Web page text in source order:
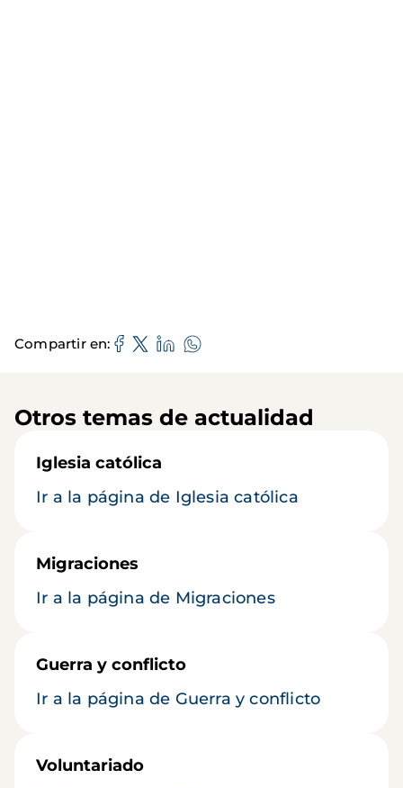
Compartir en
Otros temas de actualidad
Iglesia católica
Ir a la página de Iglesia católica
Migraciones
Ir a la página de Migraciones
Guerra y conflicto
Ir a la página de Guerra y conflicto
Voluntariado